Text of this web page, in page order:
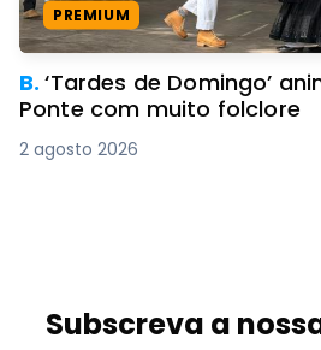
PREMIUM
B.‘Tardes de Domingo’
Ponte com muito folclore
2 agosto 2026
Subscreva a